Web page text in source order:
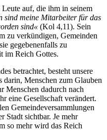
auf, die ihm in seinem
sind meine Mitarbeiter für das
sind« (Kol 4,11). Sein
zu verkündigen, Gemeinden
gegebenenfalls zu
im Reich Gottes.
betrachtet, besteht unsere
Menschen zum Glauben
Menschen dadurch nach
eine Gesellschaft verändert.
Gemeindeversammlungen
Stadt sichtbar. Je mehr
so mehr wird das Reich